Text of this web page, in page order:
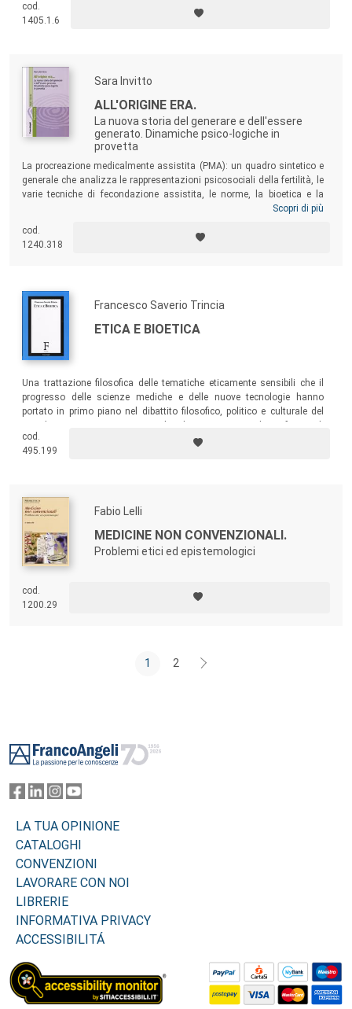
stessa etichetta? Evidenziando risorse e problemi legati al concetto di
dignità umana, il volume cerca di rispondere a tali interrogativi.
cod.
1405.1.6
Sara Invitto
ALL'ORIGINE ERA.
La nuova storia del generare e dell'essere
generato. Dinamiche psico-logiche in
provetta
La procreazione medicalmente assistita (PMA): un quadro sintetico e
generale che analizza le rappresentazioni psicosociali della fertilità, le
varie tecniche di fecondazione assistita, le norme, la bioetica e la
neuroetica relativa all’embrione e alla diagnosi genetica preimpianto…
accede a PMA, del bambino nato da PMA, e gli interventi e le
interpretazioni terapeutiche in funzione di diversi modelli teorici.
Scopri di più
cod.
1240.318
Francesco Saverio Trincia
ETICA E BIOETICA
Una trattazione filosofica delle tematiche eticamente sensibili che il
progresso delle scienze mediche e delle nuove tecnologie hanno
portato in primo piano nel dibattito filosofico, politico e culturale del
quello specifico ambito della filosofia morale indicato con il
significativo nome di “bioetica”.
cod.
495.199
Fabio Lelli
MEDICINE NON CONVENZIONALI.
Problemi etici ed epistemologici
cod.
1200.29
1 2
LA TUA OPINIONE
CATALOGHI
CONVENZIONI
LAVORARE CON NOI
LIBRERIE
INFORMATIVA PRIVACY
ACCESSIBILITÁ